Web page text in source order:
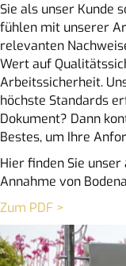
Sie als unser Kunde
fühlen mit unserer
relevanten
Wert auf
Arbeitssicherheit.
höchste Standards
Dokument? Dann
Bestes, um Ihre
Hier finden Sie
Annahme von
Zum PDF >